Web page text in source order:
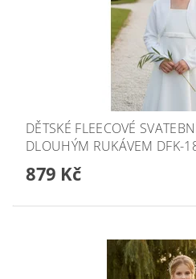
DĚTSKÉ FLEECOVÉ
DLOUHÝM RUKÁVEM DFK-
879 Kč